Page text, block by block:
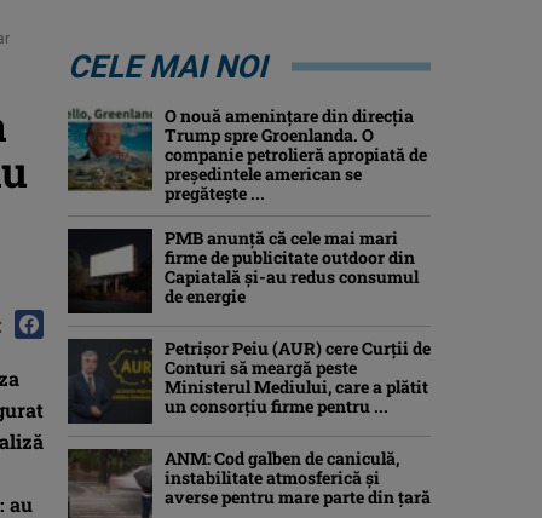
au
CELE MAI NOI
O nouă amenințare din direcția
Trump spre Groenlanda. O
companie petrolieră apropiată de
președintele american se
pregătește ...
PMB anunță că cele mai mari
firme de publicitate outdoor din
Capiatală și-au redus consumul
de energie
Petrişor Peiu (AUR) cere Curții de
Conturi să meargă peste
Ministerul Mediului, care a plătit
un consorţiu firme pentru ...
ANM: Cod galben de caniculă,
instabilitate atmosferică și
averse pentru mare parte din țară